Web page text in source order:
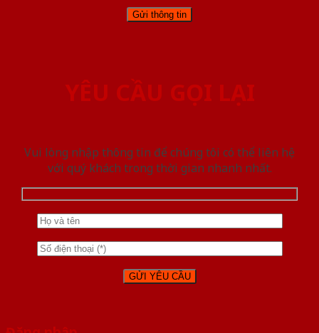
YÊU CẦU GỌI LẠI
Vui lòng nhập thông tin để chúng tôi có thể liên hệ
với quý khách trong thời gian nhanh nhất.